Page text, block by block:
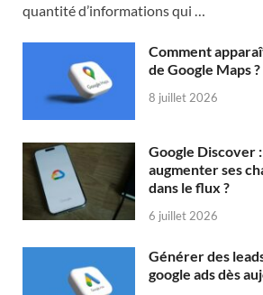
quantité d’informations qui …
Comment
de Google Maps ?
8 juillet 2026
Google Discover
augmenter ses
dans le flux ?
6 juillet 2026
Générer des
google ads dès